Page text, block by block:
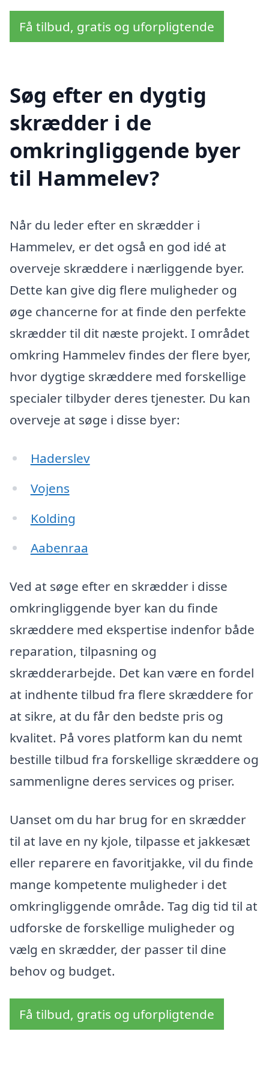
Få tilbud, gratis og uforpligtende
Søg efter en dygtig
skrædder i de
omkringliggende byer
til Hammelev?
Når du leder efter en skrædder i
Hammelev, er det også en god idé at
overveje skræddere i nærliggende byer.
Dette kan give dig flere muligheder og
øge chancerne for at finde den perfekte
skrædder til dit næste projekt. I området
omkring Hammelev findes der flere byer,
hvor dygtige skræddere med forskellige
specialer tilbyder deres tjenester. Du kan
overveje at søge i disse byer:
Haderslev
Vojens
Kolding
Aabenraa
Ved at søge efter en skrædder i disse
omkringliggende byer kan du finde
skræddere med ekspertise indenfor både
reparation, tilpasning og
skrædderarbejde. Det kan være en fordel
at indhente tilbud fra flere skræddere for
at sikre, at du får den bedste pris og
kvalitet. På vores platform kan du nemt
bestille tilbud fra forskellige skræddere og
sammenligne deres services og priser.
Uanset om du har brug for en skrædder
til at lave en ny kjole, tilpasse et jakkesæt
eller reparere en favoritjakke, vil du finde
mange kompetente muligheder i det
omkringliggende område. Tag dig tid til at
udforske de forskellige muligheder og
vælg en skrædder, der passer til dine
behov og budget.
Få tilbud, gratis og uforpligtende